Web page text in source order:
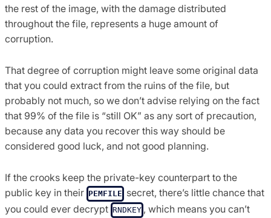
the rest of the image, with the damage distributed
throughout the file, represents a huge amount of
corruption.
That degree of corruption might leave some original data
that you could extract from the ruins of the file, but
probably not much, so we don’t advise relying on the fact
that 99% of the file is “still OK” as any sort of precaution,
because any data you recover this way should be
considered good luck, and not good planning.
If the crooks keep the private-key counterpart to the
public key in their PEMFILE secret, there’s little chance that
you could ever decrypt RNDKEY , which means you can’t